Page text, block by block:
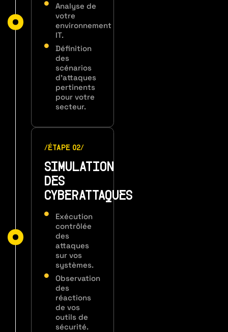
Analyse de
votre
environnement
IT.
Définition
des
scénarios
d'attaques
pertinents
pour votre
secteur.
/ÉTAPE 02/
SIMULATION
DES
CYBERATTAQUES
Exécution
contrôlée
des
attaques
sur vos
systèmes.
Observation
des
réactions
de vos
outils de
sécurité.